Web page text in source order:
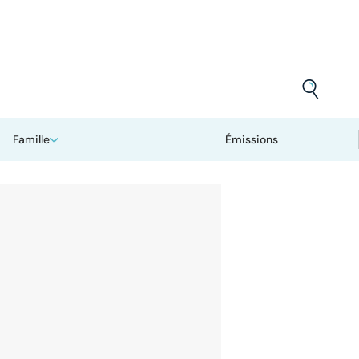
Famille Émissions